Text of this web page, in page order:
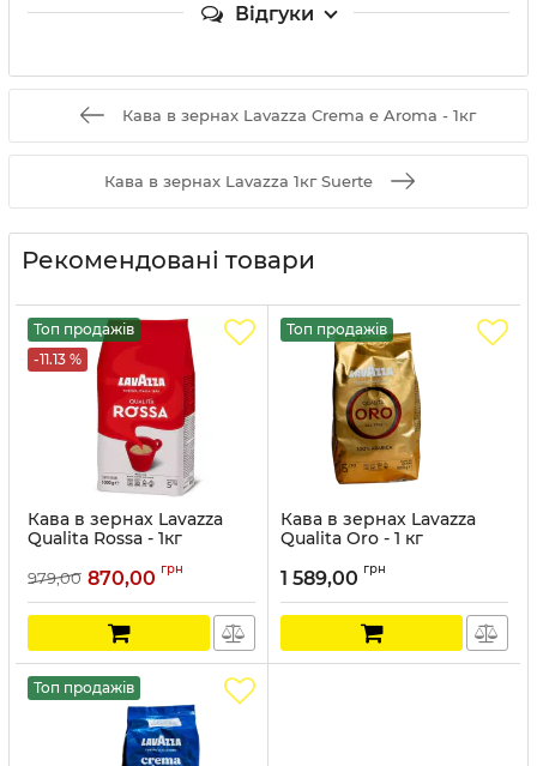
Відгуки
Кава в зернах Lavazza Crema e Aroma - 1кг
Кава в зернах Lavazza 1кг Suerte
Рекомендовані товари
Топ продажів
-11.13 %
Кава в зернах Lavazza
Qualita Rossa - 1кг
979,00 870,00 грн
Топ продажів
Кава в зернах Lavazza
Qualita Oro - 1 кг
1 589,00 грн
Топ продажів